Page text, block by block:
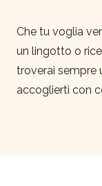
Che tu voglia
un lingotto o
troverai sempre
accoglierti con